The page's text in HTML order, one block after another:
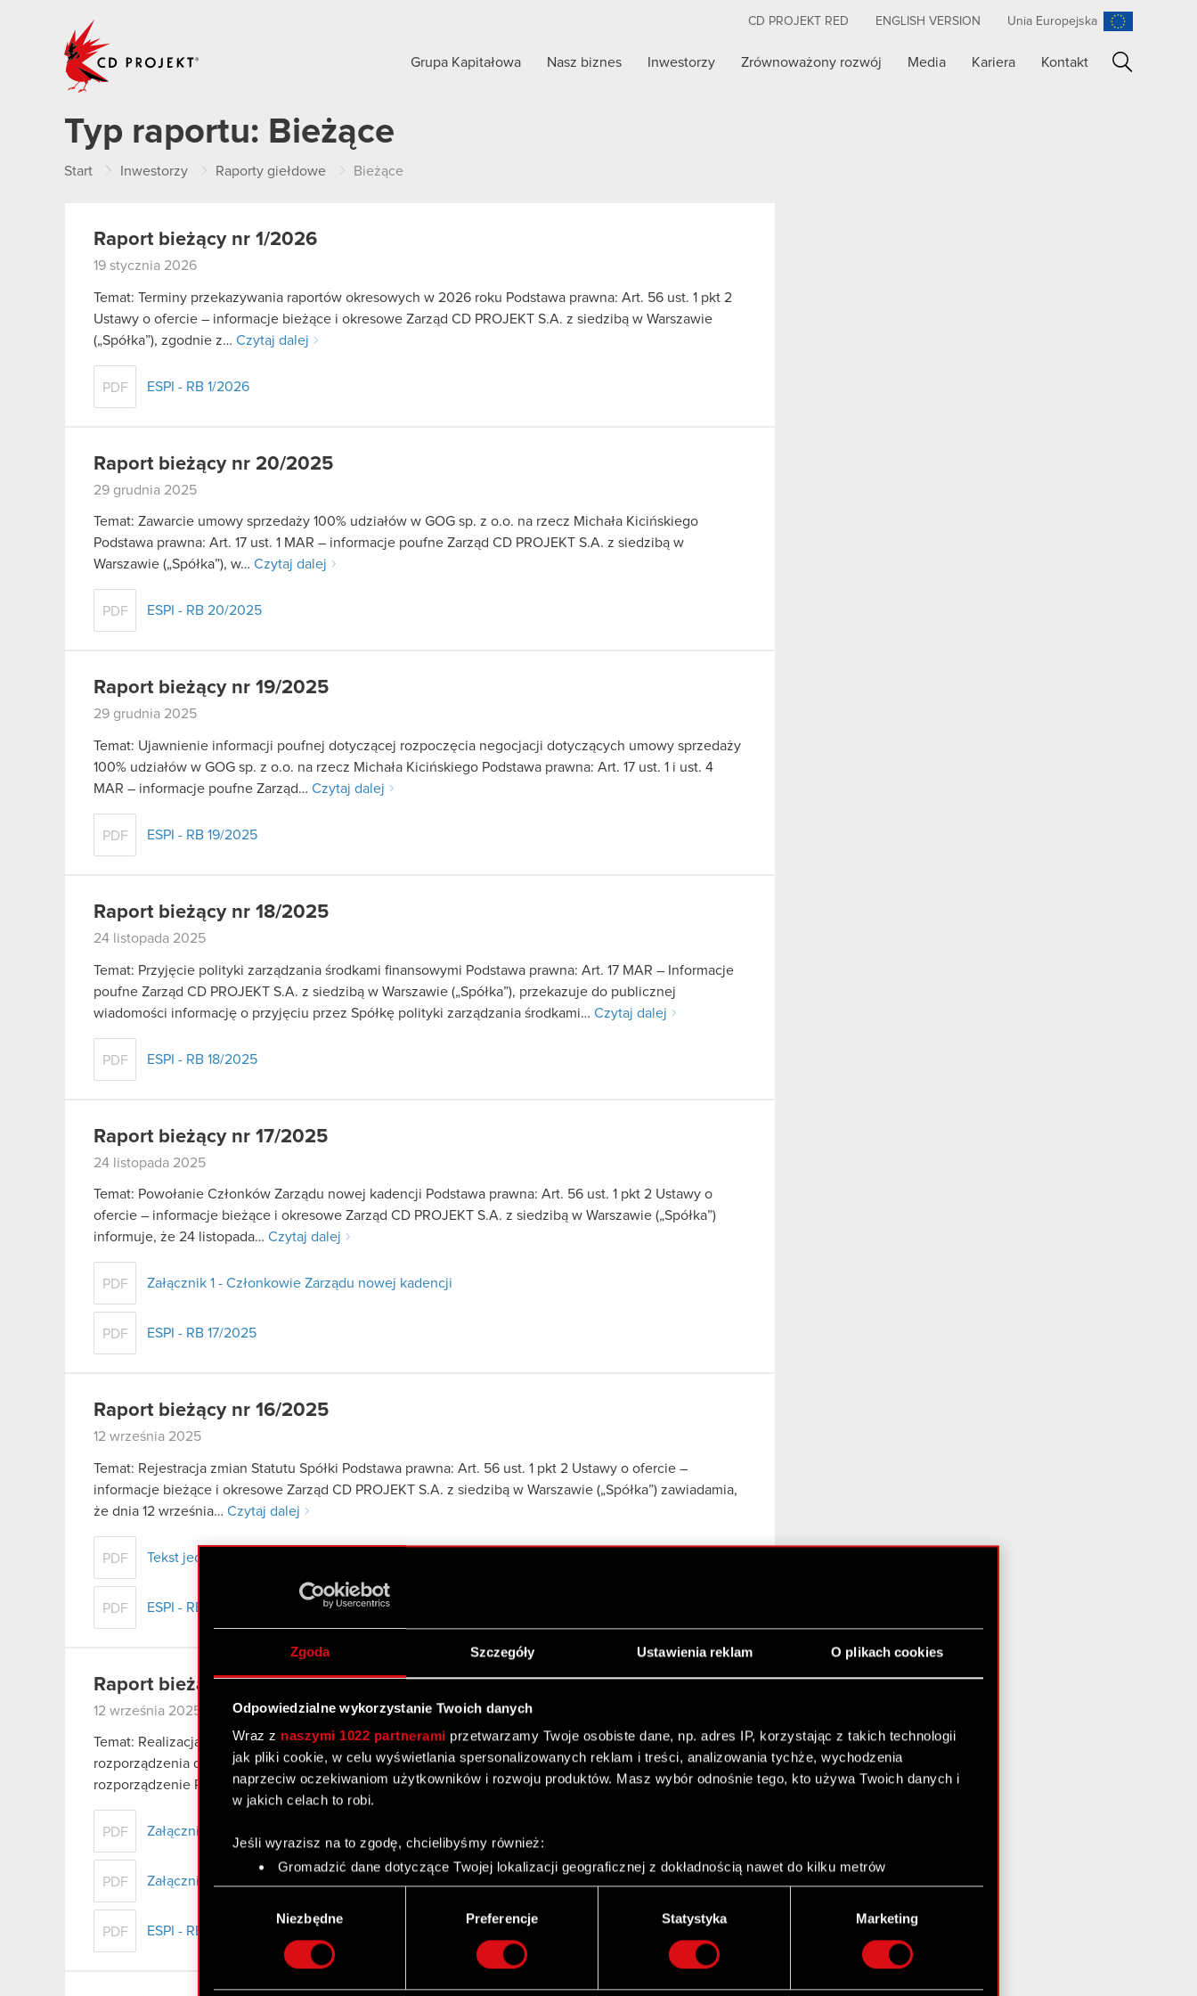
Zgoda Szczegóły Ustawienia reklam O plikach cookies
Odpowiedzialne wykorzystanie Twoich danych
Wraz z naszymi 1022 partnerami przetwarzamy Twoje osobiste dane, np. adres IP, korzystając z takich technologii
jak pliki cookie, w celu wyświetlania spersonalizowanych reklam i treści, analizowania tychże, wychodzenia
naprzeciw oczekiwaniom użytkowników i rozwoju produktów. Masz wybór odnośnie tego, kto używa Twoich danych i
w jakich celach to robi.
Jeśli wyrazisz na to zgodę, chcielibyśmy również:
Gromadzić dane dotyczące Twojej lokalizacji geograficznej z dokładnością nawet do kilku metrów
Identyfikować Twoje urządzenie, aktywnie analizując charakteryzującego je zbiory danych (fingerprinting,
Dowiedz się więcej odnośnie tego, jak Twoje osobiste dane są przetwarzane oraz ustaw własne preferencje w
szczegółów . W Deklaracji plików cookie możesz zmienić lub wycofać swoją zgodę w dowolnej chwili.
Niezbędne Preferencje Statystyka Marketing
CD PROJEKT RED ENGLISH VERSION Unia Europejska
Grupa Kapitałowa Nasz biznes Inwestorzy Zrównoważony rozwój Media Kariera Kontakt
Typ raportu: Bieżące
Start Inwestorzy Raporty giełdowe Bieżące
Raport bieżący nr 1/2026
19 stycznia 2026
Temat: Terminy przekazywania raportów okresowych w 2026 roku Podstawa prawna: Art. 56 ust. 1 pkt 2
Ustawy o ofercie – informacje bieżące i okresowe Zarząd CD PROJEKT S.A. z siedzibą w Warszawie
(„Spółka”), zgodnie z… Czytaj dalej
PDF ESPI - RB 1/2026
Raport bieżący nr 20/2025
29 grudnia 2025
Temat: Zawarcie umowy sprzedaży 100% udziałów w GOG sp. z o.o. na rzecz Michała Kicińskiego
Podstawa prawna: Art. 17 ust. 1 MAR – informacje poufne Zarząd CD PROJEKT S.A. z siedzibą w
Warszawie („Spółka”), w… Czytaj dalej
PDF ESPI - RB 20/2025
Raport bieżący nr 19/2025
29 grudnia 2025
Temat: Ujawnienie informacji poufnej dotyczącej rozpoczęcia negocjacji dotyczących umowy sprzedaży
100% udziałów w GOG sp. z o.o. na rzecz Michała Kicińskiego Podstawa prawna: Art. 17 ust. 1 i ust. 4
MAR – informacje poufne Zarząd… Czytaj dalej
PDF ESPI - RB 19/2025
Raport bieżący nr 18/2025
24 listopada 2025
Temat: Przyjęcie polityki zarządzania środkami finansowymi Podstawa prawna: Art. 17 MAR – Informacje
poufne Zarząd CD PROJEKT S.A. z siedzibą w Warszawie („Spółka”), przekazuje do publicznej
wiadomości informację o przyjęciu przez Spółkę polityki zarządzania środkami… Czytaj dalej
PDF ESPI - RB 18/2025
Raport bieżący nr 17/2025
24 listopada 2025
Temat: Powołanie Członków Zarządu nowej kadencji Podstawa prawna: Art. 56 ust. 1 pkt 2 Ustawy o
ofercie – informacje bieżące i okresowe Zarząd CD PROJEKT S.A. z siedzibą w Warszawie („Spółka”)
informuje, że 24 listopada… Czytaj dalej
PDF Załącznik 1 - Członkowie Zarządu nowej kadencji
PDF ESPI - RB 17/2025
Raport bieżący nr 16/2025
12 września 2025
Temat: Rejestracja zmian Statutu Spółki Podstawa prawna: Art. 56 ust. 1 pkt 2 Ustawy o ofercie –
informacje bieżące i okresowe Zarząd CD PROJEKT S.A. z siedzibą w Warszawie („Spółka”) zawiadamia,
że dnia 12 września… Czytaj dalej
PDF Tekst jednolity Statutu CD PROJEKT S.A. obowiązujący od dnia 12 września 2025 roku
PDF ESPI - RB 16/2025
Raport bieżący nr 15/2025
12 września 2025
Temat: Realizacja i zakończenie skupu akcji własnych Spółki Podstawa prawna: Art. 2 ust. 2 i 3
rozporządzenia delegowanego Komisji (UE) 2016/1052 z dnia 8 marca 2016 roku uzupełniającego
rozporządzenie Parlamentu Europejskiego i Rady (UE) nr…Czytaj dalej
PDF Załącznik 1 - Zagregowane dane o przeprowadzonych transakcjach nabycia akcji własnych
PDF Załącznik 2 - Dane szczegółowe o przeprowadzonych transakcjach nabycia akcji własnych
PDF ESPI - RB 15/2025